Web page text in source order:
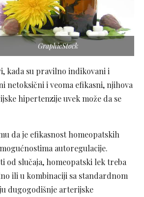
GraphicStock
kada su pravilno indikovani i
netoksični i veoma efikasni, njihova
hipertenzije uvek može da se
da je efikasnost homeopatskih
autoregulacije.
od slučaja, homeopatski lek treba
ili u kombinaciji sa standardnom
dugogodišnje arterijske